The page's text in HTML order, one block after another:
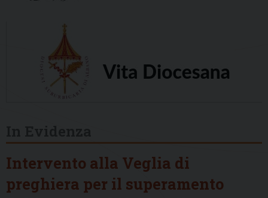
Intervento alla Veglia di
preghiera per il superamento